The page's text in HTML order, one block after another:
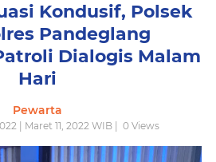
Kondusif, Polsek
Pandeglang
Dialogis Malam
Hari
Pewarta
| Maret 11, 2022 WIB | 0Views